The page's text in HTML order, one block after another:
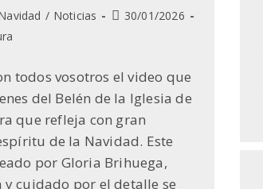
/ Noticias
Última
entrada:
30/01/2026
todos vosotros el video que
del Belén de la Iglesia de
que refleja con gran
de la Navidad. Este
por Gloria Brihuega,
y cuidado por el detalle se